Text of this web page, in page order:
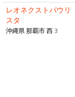
レオネクストパウリ
スタ
沖縄県 那覇市 西 3